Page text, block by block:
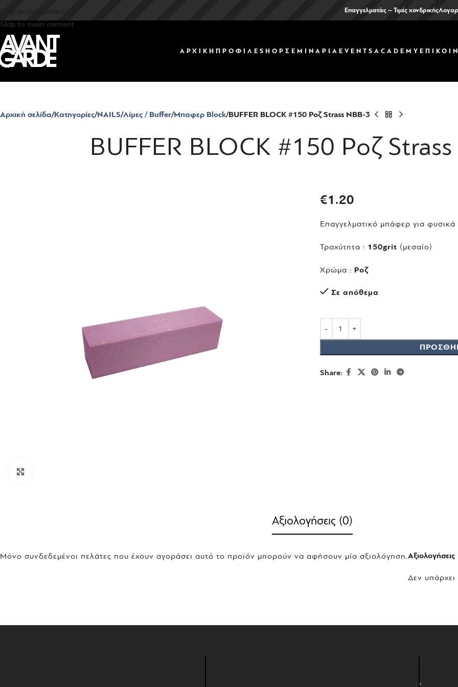
Skip to main content
Επαγγελματίες – Τιμές χονδρικής
ΑΡΧΙΚΗ ΠΡΟΦΙΛ ΕSHOP ΣΕΜΙΝΑΡΙΑ EVENTS ACADEMY
Αρχική σελίδα Κατηγορίες NAILS Λίμες / Buffer Μπαφερ Block BUFFER BLOCK #150 Ροζ Strass NBB-3
BUFFER BLOCK #150 Ροζ
€1.20
Επαγγελματικό μπάφερ για φυσικά
Τραχύτητα : 150grit (μεσαίο)
Χρώμα : Ροζ
Σε απόθεμα
Share:
Αξιολογήσεις (0)
Αξιολογήσεις
Δεν
Μόνο συνδεδεμένοι πελάτες που έχουν αγοράσει αυτό το προϊόν μπορούν να αφήσουν μία αξιολόγηση.